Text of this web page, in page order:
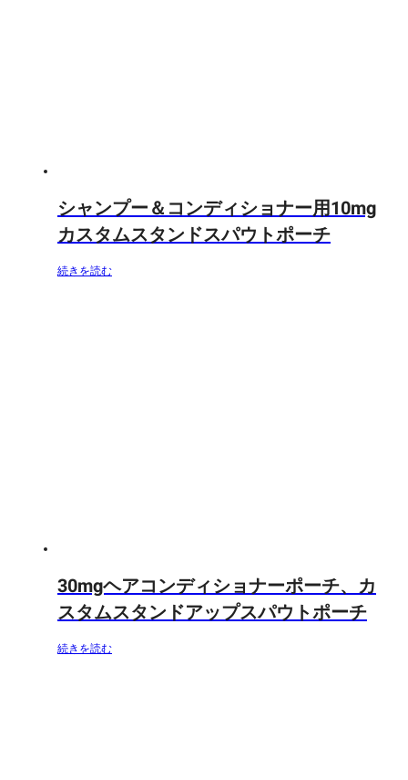
シャンプー＆コンディショナー用10mg
カスタムスタンドスパウトポーチ
続きを読む
30mgヘアコンディショナーポーチ、カ
スタムスタンドアップスパウトポーチ
続きを読む